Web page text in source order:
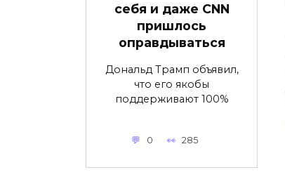
себя и даже CNN
пришлось
оправдываться
Дональд Трамп объявил,
что его якобы
поддерживают 100%
0 285